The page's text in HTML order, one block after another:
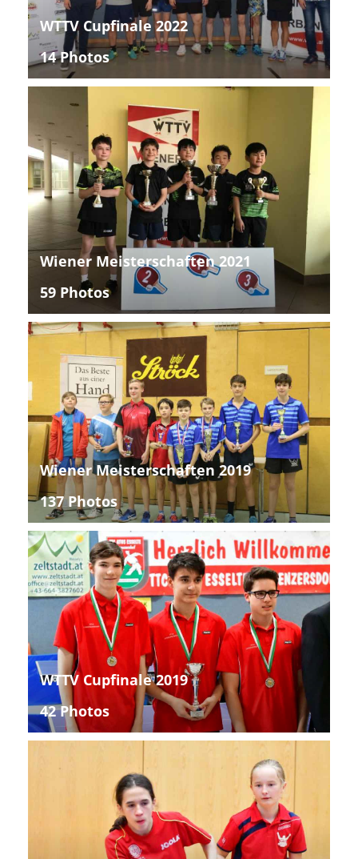
WTTV Cupfinale 2022
14 Photos
Wiener Meisterschaften 2021
59 Photos
Wiener Meisterschaften 2019
137 Photos
WTTV Cupfinale 2019
42 Photos